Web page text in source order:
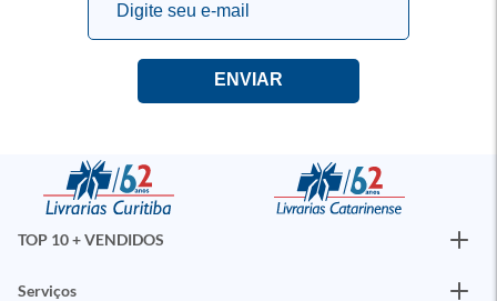
TOP 10 + VENDIDOS
Serviços